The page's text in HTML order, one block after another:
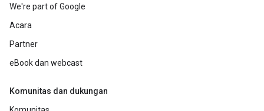
We're part of Google
Acara
Partner
eBook dan webcast
Komunitas dan dukungan